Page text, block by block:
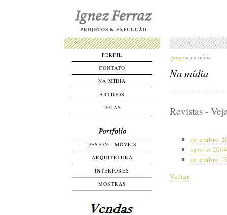
PERFIL
CONTATO
NA MÍDIA
ARTIGOS
DICAS
DESIGN - MÓVEIS
ARQUITETURA
INTERIORES
MOSTRAS
home » na mídia
Na mídia
Revistas -
setembro
agosto
setembro
Voltar